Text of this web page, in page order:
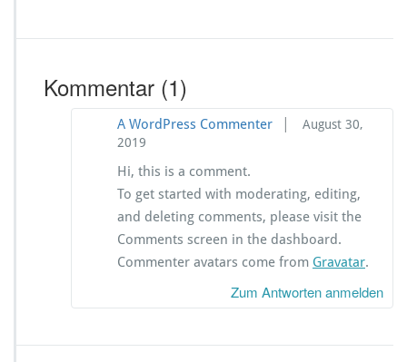
Kommentar (1)
A WordPress Commenter
August 30,
2019
Hi, this is a comment.
To get started with moderating, editing,
and deleting comments, please visit the
Comments screen in the dashboard.
Commenter avatars come from Gravatar.
Zum Antworten anmelden